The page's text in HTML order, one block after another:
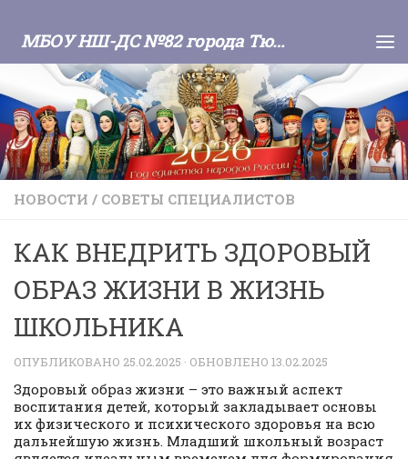
МБОУ НШ-ДС №82 города Тюмени
НОВОСТИ / СОВЕТЫ СПЕЦИАЛИСТОВ
КАК ВНЕДРИТЬ ЗДОРОВЫЙ
ОБРАЗ ЖИЗНИ В ЖИЗНЬ
ШКОЛЬНИКА
ОПУБЛИКОВАНО 25.02.2025 · ОБНОВЛЕНО 13.02.2025
Здоровый образ жизни – это важный аспект
воспитания детей, который закладывает основы
их физического и психического здоровья на всю
дальнейшую жизнь. Младший школьный возраст